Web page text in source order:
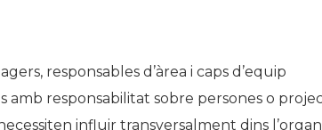
responsables d’àrea i caps d’equip
amb responsabilitat sobre persones o
influir transversalment dins